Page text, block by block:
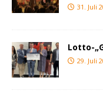
31. Juli
Lotto-
29. Juli